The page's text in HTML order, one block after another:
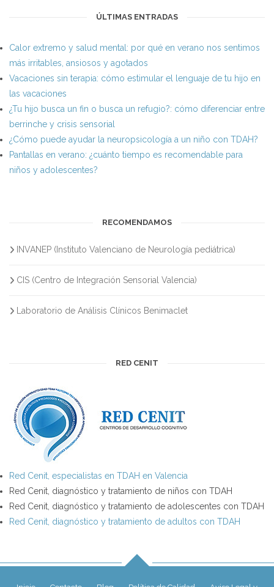
ÚLTIMAS ENTRADAS
Calor extremo y salud mental: por qué en verano nos sentimos
más irritables, ansiosos y agotados
Vacaciones sin terapia: cómo estimular el lenguaje de tu hijo en
las vacaciones
¿Tu hijo busca un fin o busca un refugio?: cómo diferenciar entre
berrinche y crisis sensorial
¿Cómo puede ayudar la neuropsicología a un niño con TDAH?
Pantallas en verano: ¿cuánto tiempo es recomendable para
niños y adolescentes?
RECOMENDAMOS
INVANEP (Instituto Valenciano de Neurología pediátrica)
CIS (Centro de Integración Sensorial Valencia)
Laboratorio de Análisis Clínicos Benimaclet
RED CENIT
Red Cenit, especialistas en TDAH en Valencia
Red Cenit, diagnóstico y tratamiento de niños con TDAH
Red Cenit, diagnóstico y tratamiento de adolescentes con TDAH
Red Cenit, diagnóstico y tratamiento de adultos con TDAH